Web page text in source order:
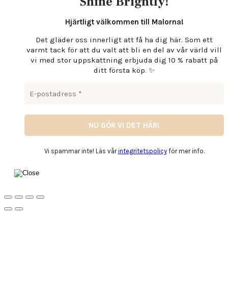
Hjärtligt välkommen till Malorna!
Det gläder oss innerligt att få ha dig här. Som ett
varmt tack för att du valt att bli en del av vår värld vill
vi med stor uppskattning erbjuda dig 10 % rabatt på
ditt första köp. ✨
Vi spammar inte! Läs vårintegritetspolicyför mer info.